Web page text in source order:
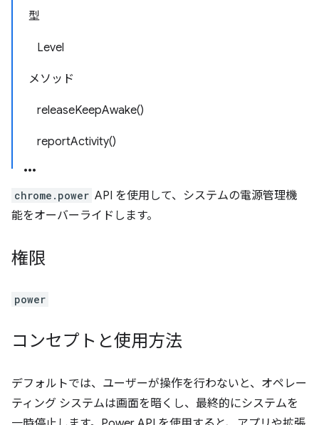
型
Level
メソッド
releaseKeepAwake()
reportActivity()
chrome.power API を使用して、システムの電源管理機
能をオーバーライドします。
権限
power
コンセプトと使用方法
デフォルトでは、ユーザーが操作を行わないと、オペレー
ティング システムは画面を暗くし、最終的にシステムを